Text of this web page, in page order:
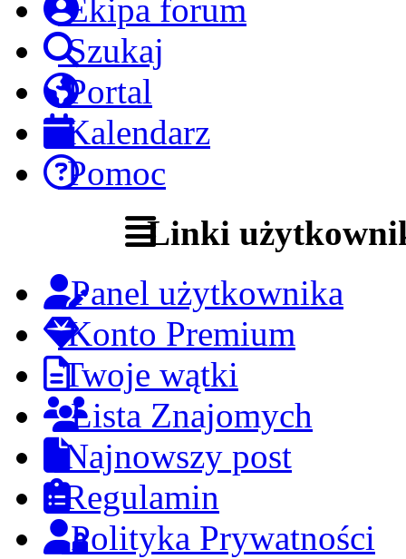
Ekipa forum
Szukaj
Portal
Kalendarz
Pomoc
Linki
Panel użytkownika
Konto Premium
Twoje wątki
Lista Znajomych
Najnowszy post
Regulamin
Polityka Prywatności